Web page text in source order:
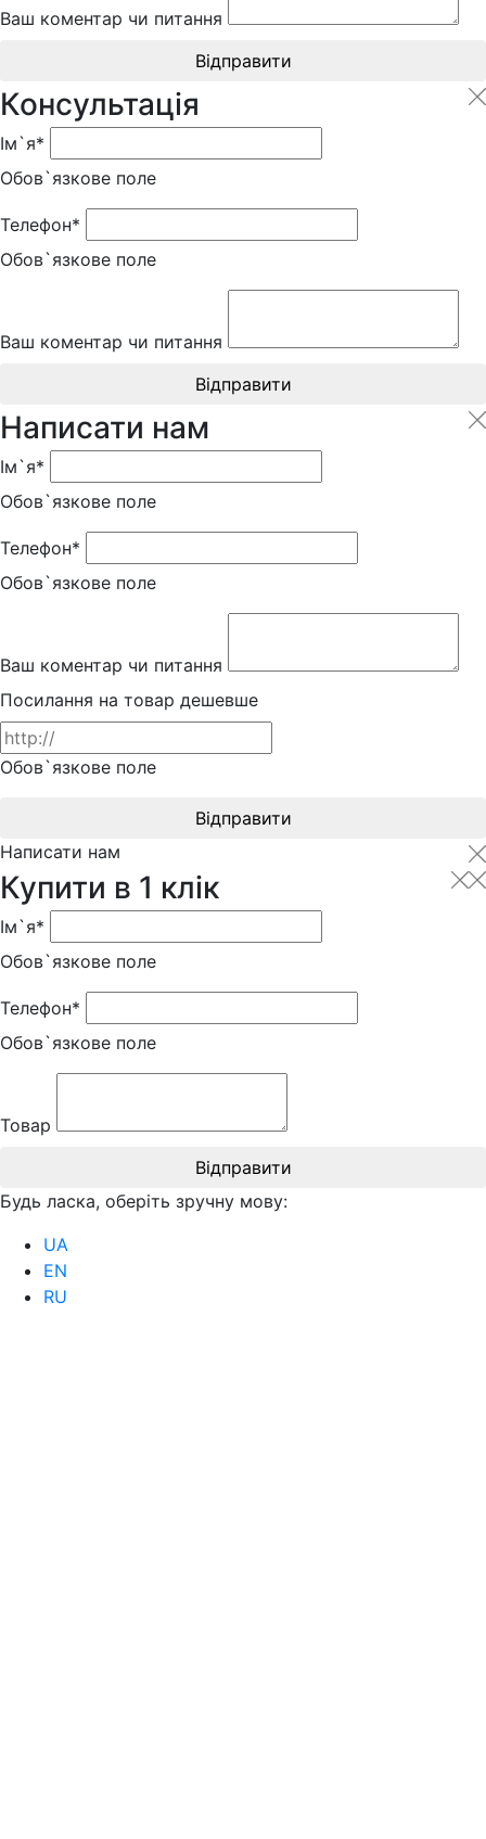
Ваш коментар чи питання
Відправити
Консультація
Ім`я*
Обов`язкове поле
Телефон*
Обов`язкове поле
Ваш коментар чи питання
Відправити
Написати нам
Ім`я*
Обов`язкове поле
Телефон*
Обов`язкове поле
Ваш коментар чи питання
Посилання на товар дешевше
Обов`язкове поле
Відправити
Написати нам
Купити в 1 клік
Ім`я*
Обов`язкове поле
Телефон*
Обов`язкове поле
Товар
Відправити
Будь ласка, оберіть зручну мову:
UA
EN
RU